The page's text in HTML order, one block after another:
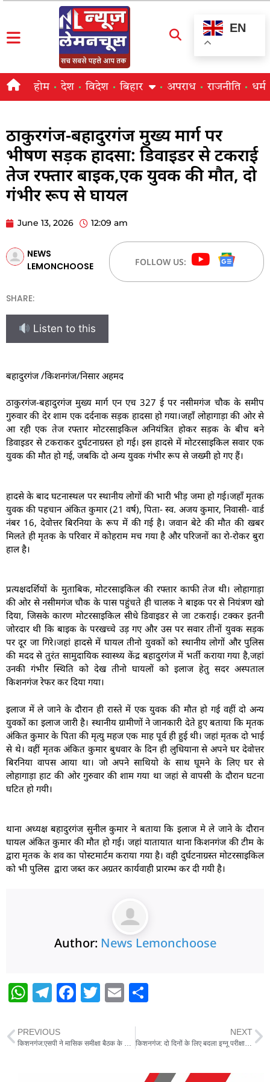
EN
होम देश विदेश बिहार अपराध राजनीति धर्म
ठाकुरगंज-बहादुरगंज मुख्य मार्ग पर
भीषण सड़क हादसा: डिवाइडर से टकराई
तेज रफ्तार बाइक,एक युवक की मौत, दो
गंभीर रूप से घायल
June 13, 2026 12:09 am
NEWS
LEMONCHOOSE
FOLLOW US:
SHARE:
Listen to this
बहादुरगंज /किशनगंज/निसार अहमद
ठाकुरगंज-बहादुरगंज मुख्य मार्ग एन एच 327 ई पर नसीमगंज चौक के समीप
गुरुवार की देर शाम एक दर्दनाक सड़क हादसा हो गया।जहाँ लोहागाड़ा की ओर से
आ रही एक तेज रफ्तार मोटरसाइकिल अनियंत्रित होकर सड़क के बीच बने
डिवाइडर से टकराकर दुर्घटनाग्रस्त हो गई। इस हादसे में मोटरसाइकिल सवार एक
युवक की मौत हो गई, जबकि दो अन्य युवक गंभीर रूप से जख्मी हो गए हैं।
हादसे के बाद घटनास्थल पर स्थानीय लोगों की भारी भीड़ जमा हो गई।जहाँ मृतक
युवक की पहचान अंकित कुमार (21 वर्ष), पिता- स्व. अजय कुमार, निवासी- वार्ड
नंबर 16, देवोत्तर बिरनिया के रूप में की गई है। जवान बेटे की मौत की खबर
मिलते ही मृतक के परिवार में कोहराम मच गया है और परिजनों का रो-रोकर बुरा
हाल है।
प्रत्यक्षदर्शियों के मुताबिक, मोटरसाइकिल की रफ्तार काफी तेज थी। लोहागाड़ा
की ओर से नसीमगंज चौक के पास पहुंचते ही चालक ने बाइक पर से नियंत्रण खो
दिया, जिसके कारण मोटरसाइकिल सीधे डिवाइडर से जा टकराई। टक्कर इतनी
जोरदार थी कि बाइक के परखच्चे उड़ गए और उस पर सवार तीनों युवक सड़क
पर दूर जा गिरे।जहां हादसे में घायल तीनो युवकों को स्थानीय लोगों और पुलिस
की मदद से तुरंत सामुदायिक स्वास्थ्य केंद्र बहादुरगंज में भर्ती कराया गया है,जहां
उनकी गंभीर स्थिति को देख तीनो घायलों को इलाज हेतु सदर अस्पताल
किशनगंज रेफर कर दिया गया।
इलाज में ले जाने के दौरान ही रास्ते में एक युवक की मौत हो गई वहीं दो अन्य
युवकों का इलाज जारी है। स्थानीय ग्रामीणों ने जानकारी देते हुए बताया कि मृतक
अंकित कुमार के पिता की मृत्यु महज एक माह पूर्व ही हुई थी। जहां मृतक दो भाई
से थे। वहीं मृतक अंकित कुमार बुधवार के दिन ही लुधियाना से अपने घर देवोत्तर
बिरनिया वापस आया था। जो अपने साथियो के साथ घूमने के लिए घर से
लोहागाड़ा हाट की ओर गुरुवार की शाम गया था जहां से वापसी के दौरान घटना
घटित हो गयी।
थाना अध्यक्ष बहादुरगंज सुनील कुमार ने बताया कि इलाज मे ले जाने के दौरान
घायल अंकित कुमार की मौत हो गई। जहां यातायात थाना किशनगंज की टीम के
द्वारा मृतक के शव का पोस्टमार्टम कराया गया है। वही दुर्घटनाग्रस्त मोटरसाइकिल
को भी पुलिस द्वारा जब्त कर अग्रतर कार्यवाही प्रारम्भ कर दी गयी है।
Author: News Lemonchoose
W
at
s
T
e
g
F
e
T
er
E
ai
l e
PREVIOUS NEXT
किशनगंज: दो दिनों के लिए बदला इग्नू परीक्षा केंद्र, परीक्षार्थी नोट करें नई व्यवस्था